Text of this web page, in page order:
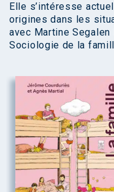
Elle s’intéresse
origines dans les
avec Martine
Sociologie de la